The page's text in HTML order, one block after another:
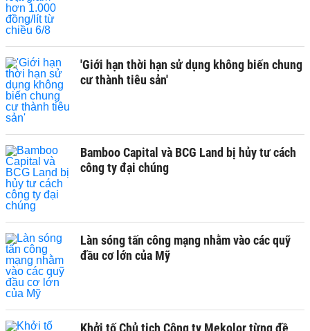
'Giới hạn thời hạn sử dụng không biến chung
cư thành tiêu sản'
Bamboo Capital và BCG Land bị hủy tư cách
công ty đại chúng
Làn sóng tấn công mạng nhằm vào các quỹ
đầu cơ lớn của Mỹ
Khởi tố Chủ tịch Công ty Mekolor từng đề